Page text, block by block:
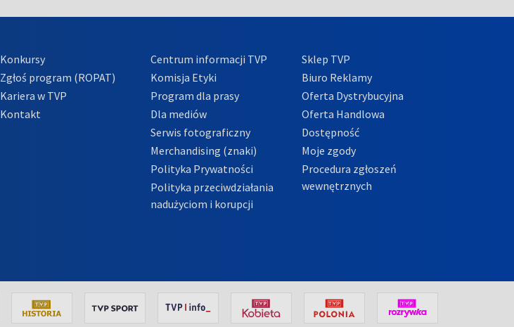
Konkursy
Zgłoś program (ROPAT)
Kariera w TVP
Kontakt
Centrum informacji TVP
Komisja Etyki
Program dla prasy
Dla mediów
Serwis fotograficzny
Merchandising (znaki)
Polityka Prywatności
Polityka przeciwdziałania
nadużyciom i korupcji
Sklep TVP
Biuro Reklamy
Oferta Dystrybucyjna
Oferta Handlowa
Dostępność
Moje zgody
Procedura zgłoszeń
wewnętrznych